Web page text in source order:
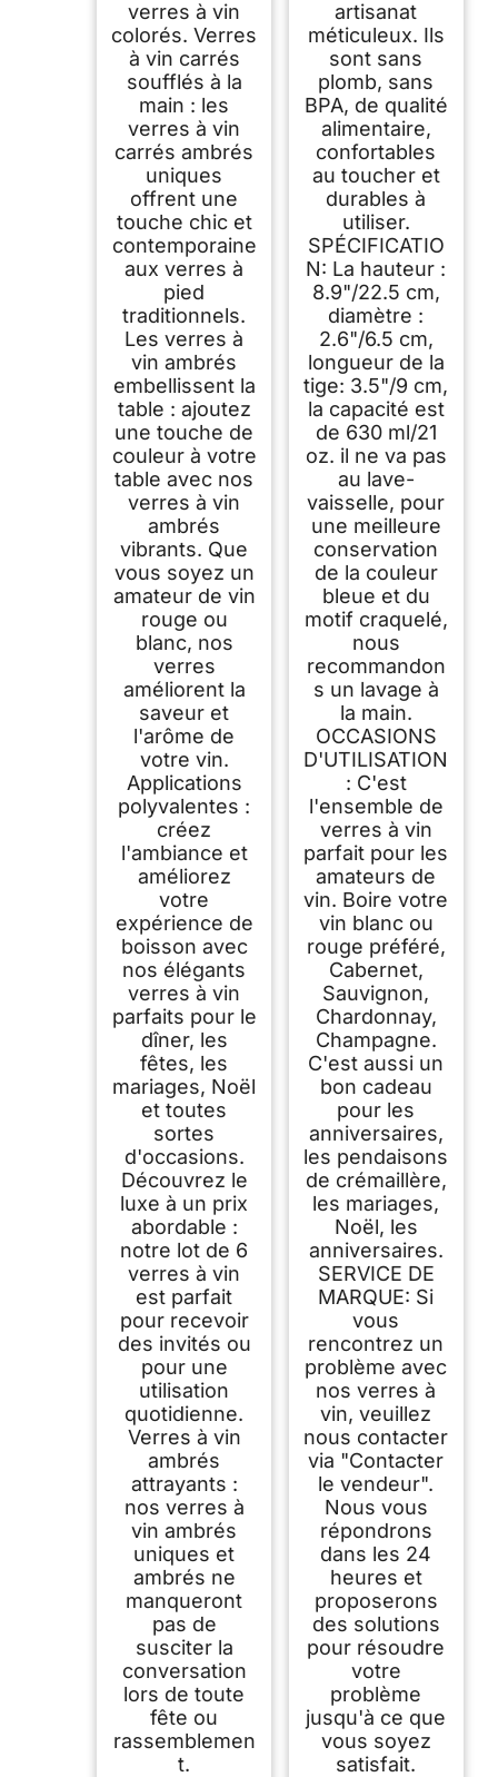
verres à vin
colorés. Verres
à vin carrés
soufflés à la
main : les
verres à vin
carrés ambrés
uniques
offrent une
touche chic et
contemporaine
aux verres à
pied
traditionnels.
Les verres à
vin ambrés
embellissent la
table : ajoutez
une touche de
couleur à votre
table avec nos
verres à vin
ambrés
vibrants. Que
vous soyez un
amateur de vin
rouge ou
blanc, nos
verres
améliorent la
saveur et
l'arôme de
votre vin.
Applications
polyvalentes :
créez
l'ambiance et
améliorez
votre
expérience de
boisson avec
nos élégants
verres à vin
parfaits pour le
dîner, les
fêtes, les
mariages, Noël
et toutes
sortes
d'occasions.
Découvrez le
luxe à un prix
abordable :
notre lot de 6
verres à vin
est parfait
pour recevoir
des invités ou
pour une
utilisation
quotidienne.
Verres à vin
ambrés
attrayants :
nos verres à
vin ambrés
uniques et
ambrés ne
manqueront
pas de
susciter la
conversation
lors de toute
fête ou
rassemblemen
t.
artisanat
méticuleux. Ils
sont sans
plomb, sans
BPA, de qualité
alimentaire,
confortables
au toucher et
durables à
utiliser.
SPÉCIFICATIO
N: La hauteur :
8.9"/22.5 cm,
diamètre :
2.6"/6.5 cm,
longueur de la
tige: 3.5"/9 cm,
la capacité est
de 630 ml/21
oz. il ne va pas
au lave-
vaisselle, pour
une meilleure
conservation
de la couleur
bleue et du
motif craquelé,
nous
recommandon
s un lavage à
la main.
OCCASIONS
D'UTILISATION
: C'est
l'ensemble de
verres à vin
parfait pour les
amateurs de
vin. Boire votre
vin blanc ou
rouge préféré,
Cabernet,
Sauvignon,
Chardonnay,
Champagne.
C'est aussi un
bon cadeau
pour les
anniversaires,
les pendaisons
de crémaillère,
les mariages,
Noël, les
anniversaires.
SERVICE DE
MARQUE: Si
vous
rencontrez un
problème avec
nos verres à
vin, veuillez
nous contacter
via "Contacter
le vendeur".
Nous vous
répondrons
dans les 24
heures et
proposerons
des solutions
pour résoudre
votre
problème
jusqu'à ce que
vous soyez
satisfait.